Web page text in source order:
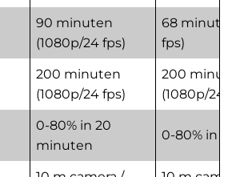
90 minuten
(1080p/24 fps)
68
fps)
200 minuten
(1080p/24 fps)
200
(1080p/
0-80% in 20
minuten
0-80% in